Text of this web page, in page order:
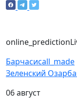
online_prediction
Барчасиcall_made
Зеленский
06 август